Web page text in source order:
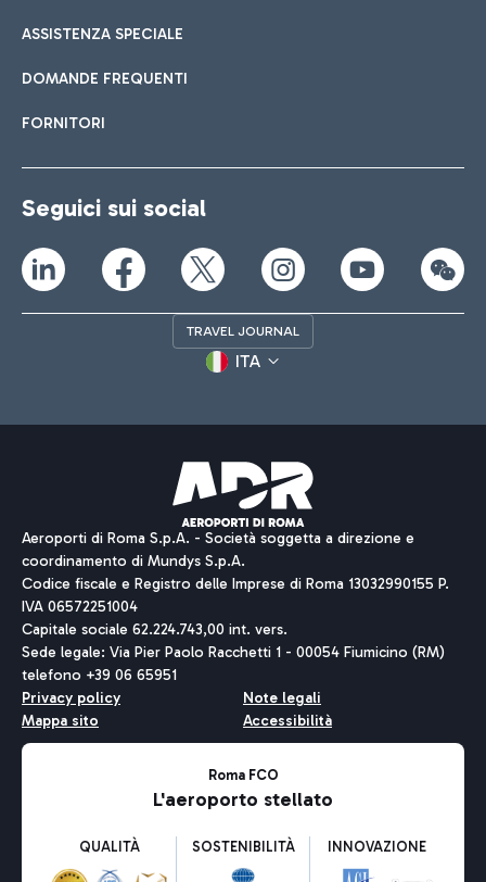
ASSISTENZA SPECIALE
DOMANDE FREQUENTI
FORNITORI
Seguici sui social
TRAVEL JOURNAL
ITA
Aeroporti di Roma S.p.A. - Società soggetta a direzione e
coordinamento di Mundys S.p.A.
Codice fiscale e Registro delle Imprese di Roma 13032990155 P.
IVA 06572251004
Capitale sociale 62.224.743,00 int. vers.
Sede legale: Via Pier Paolo Racchetti 1 - 00054 Fiumicino (RM)
telefono +39 06 65951
Privacy policy
Note legali
Mappa sito
Accessibilità
Roma FCO
L'aeroporto stellato
QUALITÀ SOSTENIBILITÀ INNOVAZIONE